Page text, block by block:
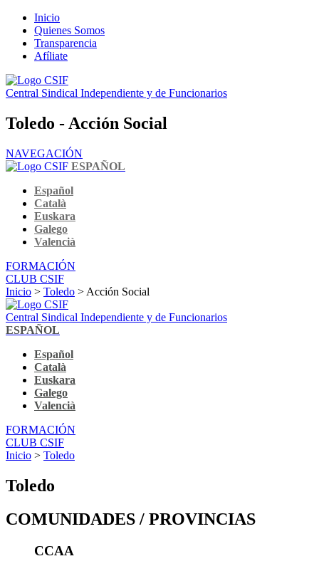
Inicio
Quienes Somos
Transparencia
Afíliate
Central Sindical Independiente y de Funcionarios
Toledo - Acción Social
NAVEGACIÓN
ESPAÑOL
Español
Català
Euskara
Galego
Valencià
FORMACIÓN
CLUB CSIF
Inicio > Toledo > Acción Social
Central Sindical Independiente y de Funcionarios
ESPAÑOL
Español
Català
Euskara
Galego
Valencià
FORMACIÓN
CLUB CSIF
Inicio > Toledo
Toledo
COMUNIDADES / PROVINCIAS
CCAA